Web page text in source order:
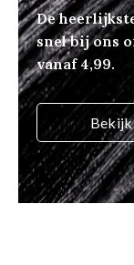
De
snel bij ons
vanaf 4,99.
Bekijk